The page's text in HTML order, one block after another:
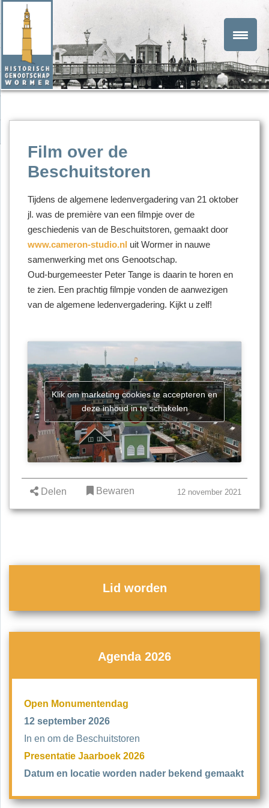
Film over de
Beschuitstoren
Tijdens de algemene ledenvergadering van 21 oktober
jl. was de première van een filmpje over de
geschiedenis van de Beschuitstoren, gemaakt door
www.cameron-studio.nl uit Wormer in nauwe
samenwerking met ons Genootschap.
Oud-burgemeester Peter Tange is daarin te horen en
te zien. Een prachtig filmpje vonden de aanwezigen
van de algemene ledenvergadering. Kijkt u zelf!
Klik om marketing cookies te accepteren en
deze inhoud in te schakelen
Delen Bewaren 12 november 2021
Lid worden
Agenda 2026
Open Monumentendag
12 september 2026
In en om de Beschuitstoren
Presentatie Jaarboek 2026
Datum en locatie worden nader bekend gemaakt